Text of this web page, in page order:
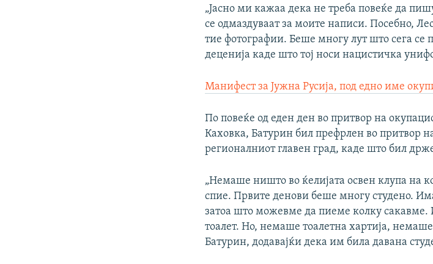
„Јасно ми кажаа дека не треба повеќе да
се одмаздуваат за моите написи. Посебно,
тие фотографии. Беше многу лут што сега се
деценија каде што тој носи нацистичка
Манифест за Јужна Русија, под едно име
По повеќе од еден ден во притвор на
Каховка, Батурин бил префрлен во притвор
регионалниот главен град, каде што бил
„Немаше ништо во ќелијата освен клупа на
спие. Првите денови беше многу студено.
затоа што можевме да пиеме колку
тоалет. Но, немаше тоалетна хартија,
Батурин, додавајќи дека им била давана